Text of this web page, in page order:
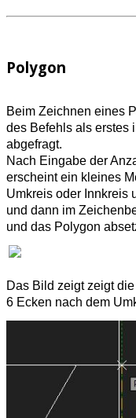
Polygon
Beim Zeichnen eines
des Befehls als erstes
abgefragt.
Nach Eingabe der
erscheint ein kleines
Umkreis oder Innkreis
und dann im
und das Polygon
Das Bild zeigt zeigt
6 Ecken nach dem